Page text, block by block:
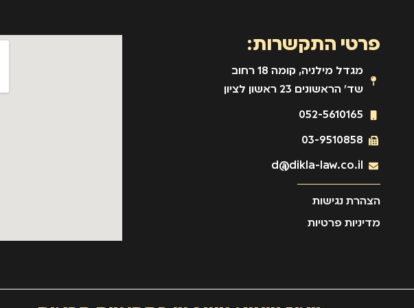
פרטי התקשרות:
מגדל מילניה, קומה 18 רחוב
שד' הראשונים 23 ראשון לציון
052-5610165
03-9510858
d@dikla-law.co.il
הצהרת נגישות
מדיניות פרטיות